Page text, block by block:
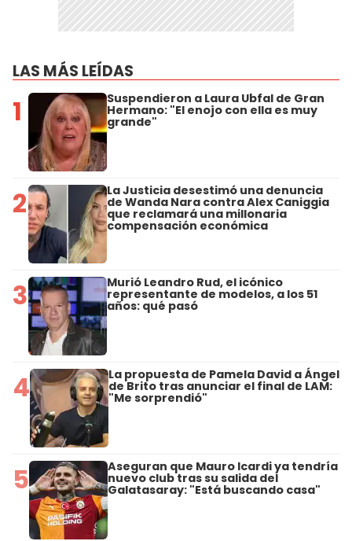
LAS MÁS LEÍDAS
1 Suspendieron a Laura Ubfal de Gran
Hermano: "El enojo con ella es muy
grande"
2 La Justicia desestimó una denuncia
de Wanda Nara contra Alex Caniggia
que reclamará una millonaria
compensación económica
3 Murió Leandro Rud, el icónico
representante de modelos, a los 51
años: qué pasó
4 La propuesta de Pamela David a Ángel
de Brito tras anunciar el final de LAM:
"Me sorprendió"
5 Aseguran que Mauro Icardi ya tendría
nuevo club tras su salida del
Galatasaray: "Está buscando casa"